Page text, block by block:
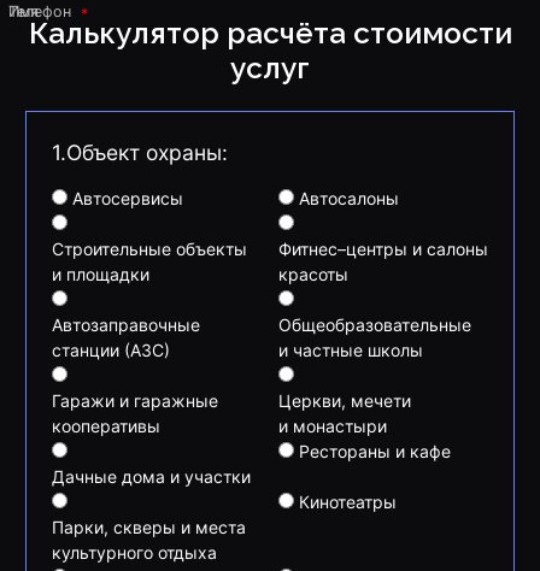
Калькулятор расчёта стоимости
услуг
1.Объект охраны:
Автосервисы Автосалоны
Строительные объекты
и площадки
Фитнес–центры и салоны
красоты
Автозаправочные
станции (АЗС)
Общеобразовательные
и частные школы
Гаражи и гаражные
кооперативы
Церкви, мечети
и монастыри
Дачные дома и участки
Рестораны и кафе
Парки, скверы и места
культурного отдыха
Кинотеатры
Имя
Телефон